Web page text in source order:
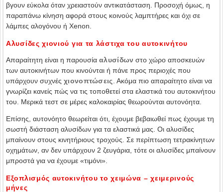
βγουν εύκολα όταν χρειαστούν αντικατάσταση. Προσοχή όμως, η
παραπάνω κίνηση αφορά στους κοινούς λαμπτήρες και όχι σε
λάμπες αλογόνου ή Xenon.
Αλυσίδες χιονιού για τα λάστιχα του αυτοκινήτου
Απαραίτητη είναι η παρουσία αλυσίδων στο χώρο αποσκευών
των αυτοκινήτων που κινούνται ή πάνε προς περιοχές που
υπάρχουν συχνές χιονοπτώσεις . Ακόμα πιο απαραίτητο είναι να
γνωρίζει κανείς πώς να τις τοποθετεί στα ελαστικά του αυτοκινήτου
του. Μερικά τεστ σε μέρες καλοκαιρίας θεωρούνται αυτονόητα.
Επίσης, αυτονόητο θεωρείται ότι, έχουμε βεβαιωθεί πως έχουμε τη
σωστή διάσταση αλυσίδων για τα ελαστικά μας. Οι αλυσίδες
μπαίνουν στους κινητήριους τροχούς. Σε περίπτωση τετρακίνητων
οχημάτων, αν δεν υπάρχουν 2 ζευγάρια, τότε οι αλυσίδες μπαίνουν
μπροστά για να έχουμε «τιμόνι».
Εξοπλισμός αυτοκινήτου το χειμώνα – χειμερινούς
μήνες